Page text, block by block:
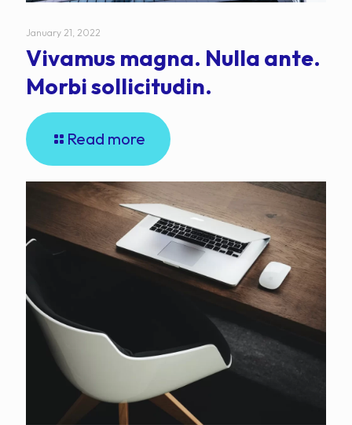
January 21, 2022
Vivamus magna. Nulla ante.
Morbi sollicitudin.
Read more